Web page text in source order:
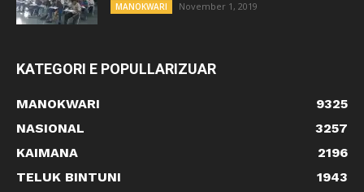
MANOKWARI November 1, 2019
KATEGORI E POPULLARIZUAR
MANOKWARI
9325
NASIONAL
3257
KAIMANA
2196
TELUK BINTUNI
1943